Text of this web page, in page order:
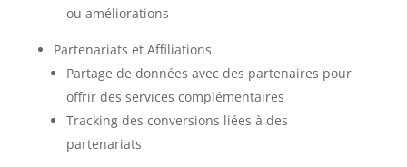
ou améliorations
Partenariats et Affiliations
Partage de données avec des partenaires pour
offrir des services complémentaires
Tracking des conversions liées à des
partenariats